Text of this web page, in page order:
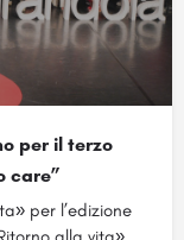
per il terzo
care”
per l’edizione